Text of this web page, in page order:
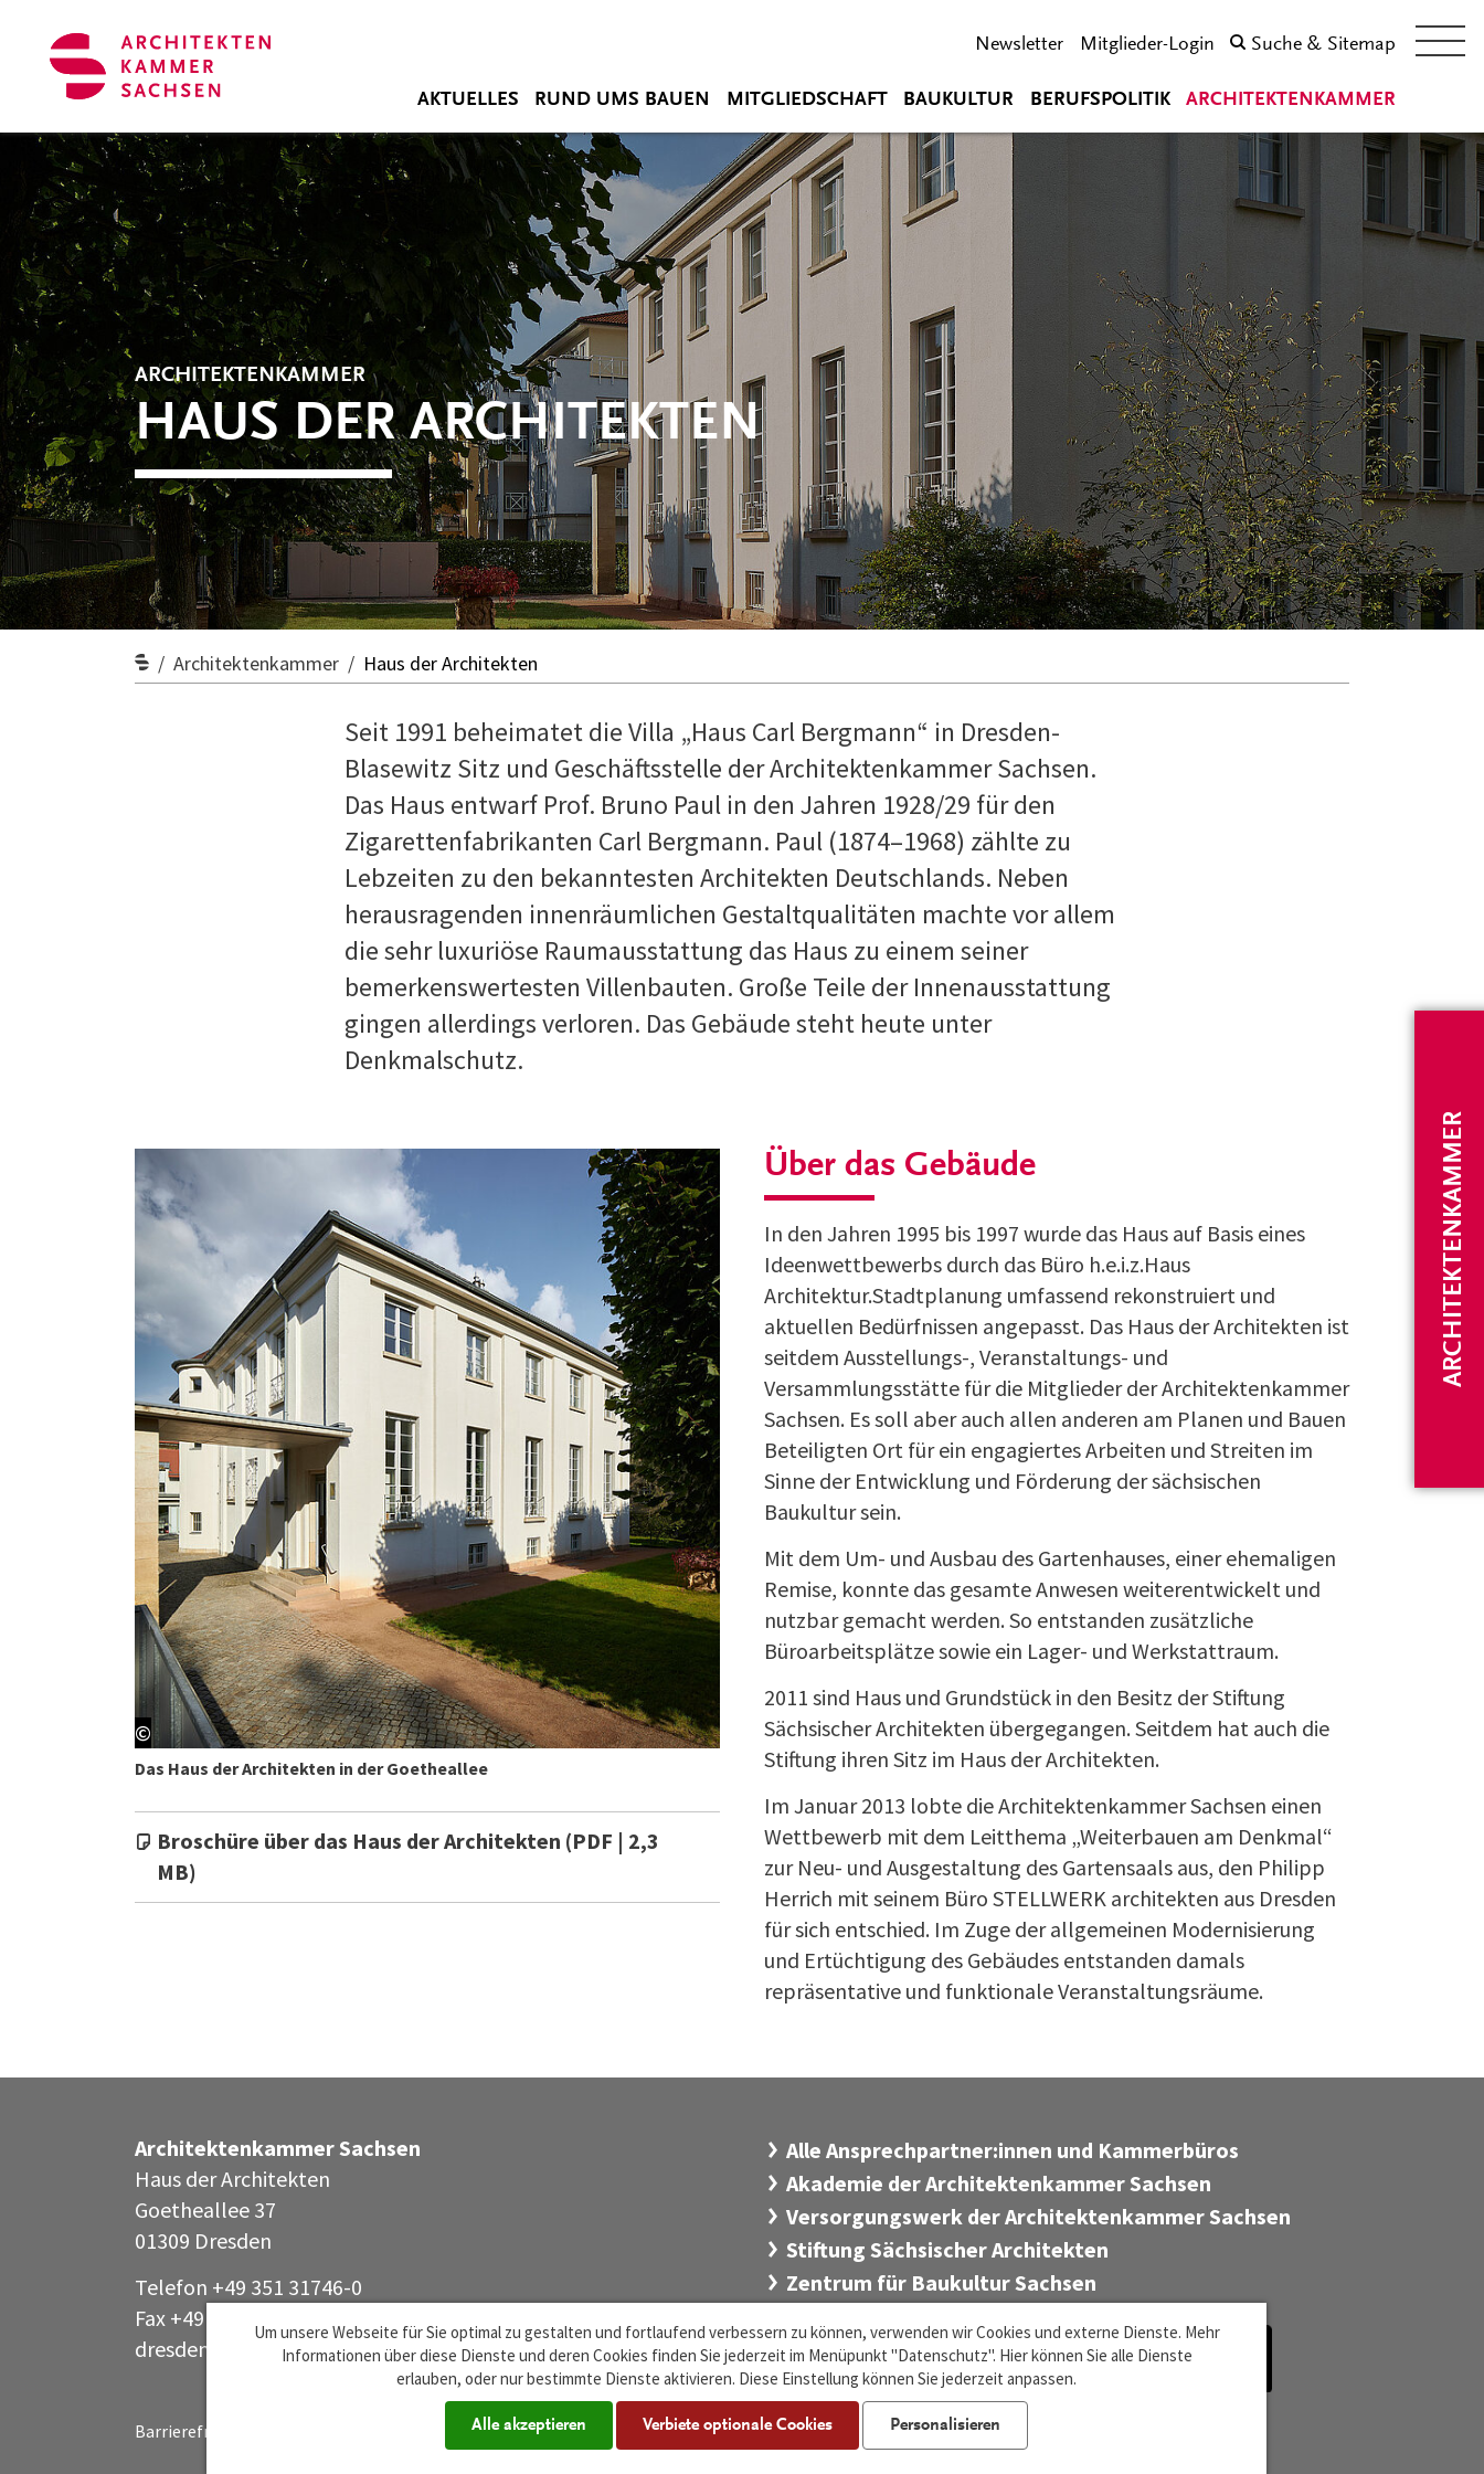
Newsletter Mitglieder-Login Suche & Sitemap
AKTUELLES RUND UMS BAUEN MITGLIEDSCHAFT BAUKULTUR BERUFSPOLITIK ARCHITEKTENKAMMER
ARCHITEKTENKAMMER
HAUS DER ARCHITEKTEN
ARCHITEKTENKAMMER
Architektenkammer Haus der Architekten
Seit 1991 beheimatet die Villa „Haus Carl Bergmann“ in Dresden-
Blasewitz Sitz und Geschäftsstelle der Architektenkammer Sachsen.
Das Haus entwarf Prof. Bruno Paul in den Jahren 1928/29 für den
Zigarettenfabrikanten Carl Bergmann. Paul (1874–1968) zählte zu
Lebzeiten zu den bekanntesten Architekten Deutschlands. Neben
herausragenden innenräumlichen Gestaltqualitäten machte vor allem
die sehr luxuriöse Raumausstattung das Haus zu einem seiner
bemerkenswertesten Villenbauten. Große Teile der Innenausstattung
gingen allerdings verloren. Das Gebäude steht heute unter
Denkmalschutz.
Das Haus der Architekten in der Goetheallee
©
Broschüre über das Haus der Architekten (PDF | 2,3
MB)
Über das Gebäude
In den Jahren 1995 bis 1997 wurde das Haus auf Basis eines
Ideenwettbewerbs durch das Büro h.e.i.z.Haus
Architektur.Stadtplanung umfassend rekonstruiert und
aktuellen Bedürfnissen angepasst. Das Haus der Architekten ist
seitdem Ausstellungs-, Veranstaltungs- und
Versammlungsstätte für die Mitglieder der Architektenkammer
Sachsen. Es soll aber auch allen anderen am Planen und Bauen
Beteiligten Ort für ein engagiertes Arbeiten und Streiten im
Sinne der Entwicklung und Förderung der sächsischen
Baukultur sein.
Mit dem Um- und Ausbau des Gartenhauses, einer ehemaligen
Remise, konnte das gesamte Anwesen weiterentwickelt und
nutzbar gemacht werden. So entstanden zusätzliche
Büroarbeitsplätze sowie ein Lager- und Werkstattraum.
2011 sind Haus und Grundstück in den Besitz der Stiftung
Sächsischer Architekten übergegangen. Seitdem hat auch die
Stiftung ihren Sitz im Haus der Architekten.
Im Januar 2013 lobte die Architektenkammer Sachsen einen
Wettbewerb mit dem Leitthema „Weiterbauen am Denkmal“
zur Neu- und Ausgestaltung des Gartensaals aus, den Philipp
Herrich mit seinem Büro STELLWERK architekten aus Dresden
für sich entschied. Im Zuge der allgemeinen Modernisierung
und Ertüchtigung des Gebäudes entstanden damals
repräsentative und funktionale Veranstaltungsräume.
Architektenkammer Sachsen
Haus der Architekten
Goetheallee 37
01309 Dresden
Telefon +49 351 31746-0
Fax +49 351 31746-44
dresden@aksachsen·org
Alle Ansprechpartner:innen und Kammerbüros
Akademie der Architektenkammer Sachsen
Versorgungswerk der Architektenkammer Sachsen
Stiftung Sächsischer Architekten
Zentrum für Baukultur Sachsen
Barrierefreiheit Datenschutz Cookie-Einstellungen
Um unsere Webseite für Sie optimal zu gestalten und fortlaufend verbessern zu können, verwenden wir Cookies und externe Dienste. Mehr
Informationen über diese Dienste und deren Cookies finden Sie jederzeit im Menüpunkt "Datenschutz". Hier können Sie alle Dienste
erlauben, oder nur bestimmte Dienste aktivieren. Diese Einstellung können Sie jederzeit anpassen.
Alle akzeptieren Verbiete optionale Cookies Personalisieren